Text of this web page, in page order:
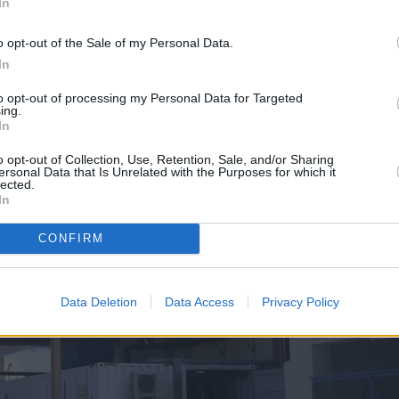
opt-out of the Sale of my Personal Data.
opt-out of processing my Personal Data for Targeted
opt-out of Collection, Use, Retention, Sale, and/or Sharing
Data that Is Unrelated with the Purposes for which it
CONFIRM
Data Deletion Data Access Privacy Policy
al abastecimiento de agua